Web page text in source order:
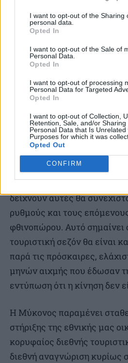
I want to opt-out of the Sharing
personal data.
Opted In
I want to opt-out of the Sale of
Personal Data.
Opted In
I want to opt-out of processing
Personal Data for Targeted
Opted In
I want to opt-out of Collection,
Retention, Sale, and/or Sharing
Personal Data that Is Unrelated
Purposes for which it was
Opted Out
CONFIRM
Όπως τονίζει στο ΑΠΕ-ΜΠΕ
νησιού Κωνσταντίνος
επίσημα στοιχεία στη
των αφίξεων από την αρχή
συγκριτικά με πέρυσι.
δείχνουν αυτές θα
ρυθμούς και τους
φθινοπώρου. Αυτό σημαίνει
τουριστική σεζόν θα είναι
παρά τις πρόσκαιρες,
μηνών αιχμής που έδωσαν
εντύπωση ότι η κίνηση δεν
Η Μύκονος παραμένει
στήριξης της εθνικής μας
κορυφαίος διεθνής
διεθνή αναγνώριση κυρίως